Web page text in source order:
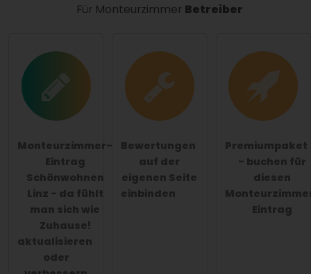
Für Monteurzimmer Betreiber
Monteurzimmer-
Eintrag
Schönwohnen
Linz - da fühlt
man sich wie
Zuhause!
aktualisieren
oder
Bewertungen
auf der
eigenen Seite
einbinden
Premiumpaket
- buchen für
diesen
Eintrag